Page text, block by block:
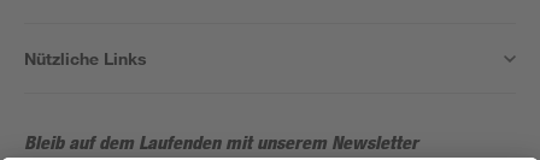
Nützliche Links
Bleib auf dem Laufenden mit unserem Newsletter